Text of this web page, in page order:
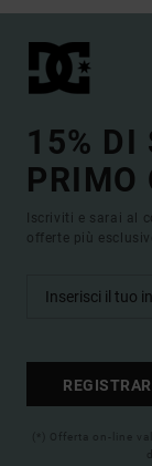
15% DI
PRIMO
Iscriviti e sarai al
offerte più
(*) Offerta on-line